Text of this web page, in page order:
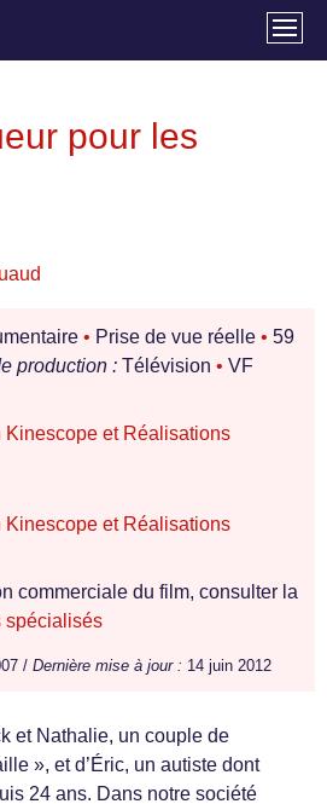
pour les
• Prise de vue réelle • 59
production : Télévision • VF
Kinescope et Réalisations
Kinescope et Réalisations
commerciale du film, consulter la
spécialisés
/ Dernière mise à jour : 14 juin 2012
et Nathalie, un couple de
», et d’Éric, un autiste dont
24 ans. Dans notre société